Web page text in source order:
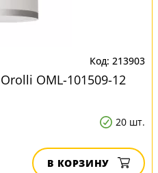
213903
OML-101509-12
20 шт.
В КОРЗИНУ